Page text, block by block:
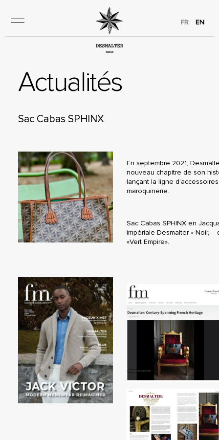
FR EN
Actualités
Sac Cabas SPHINX
En septembre 2021,
nouveau chapitre de son
lançant la ligne
maroquinerie.
Sac Cabas SPHINX en
impériale Desmalter » Noir,
«Vert Empire».